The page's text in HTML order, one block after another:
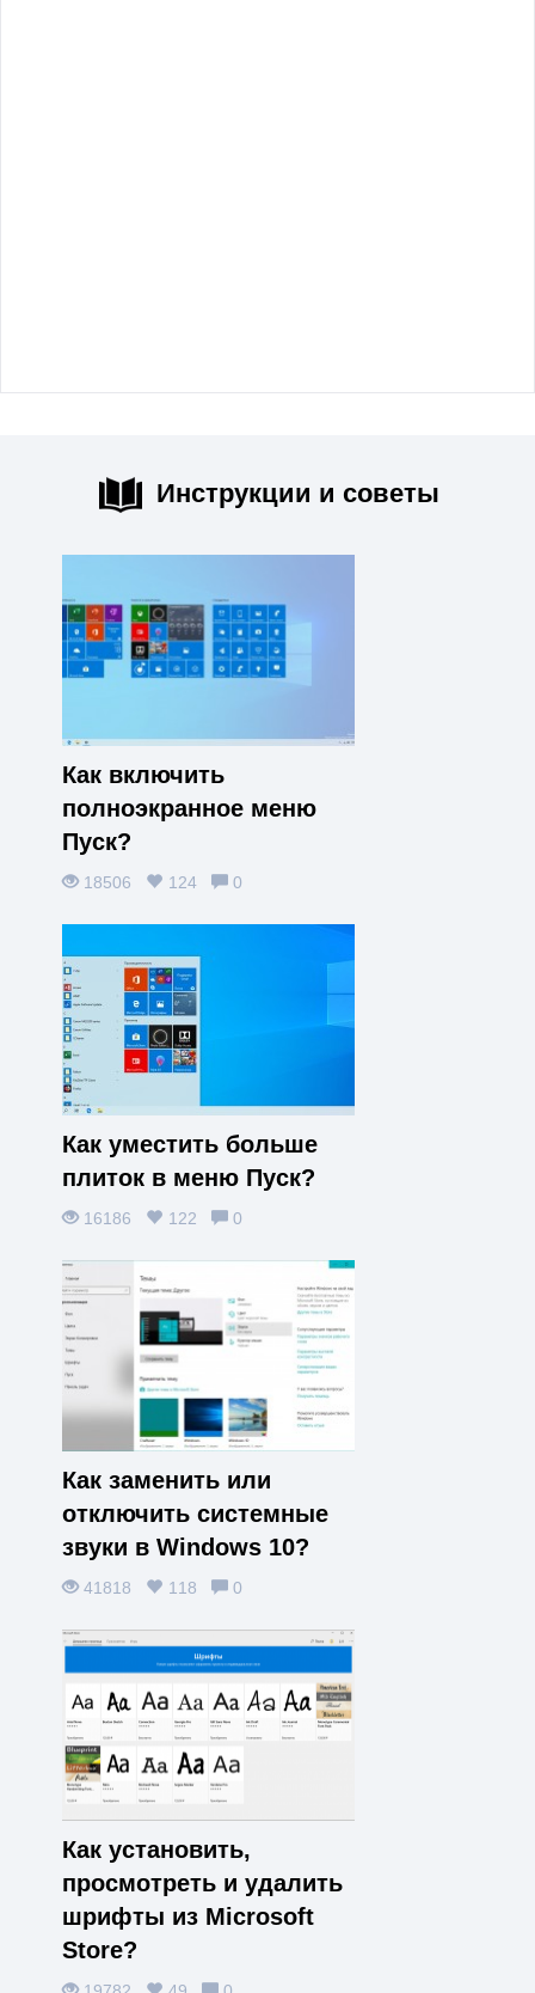
Инструкции и советы
Как включить
полноэкранное меню
Пуск?
18506 124 0
Как уместить больше
плиток в меню Пуск?
16186 122 0
Как заменить или
отключить системные
звуки в Windows 10?
41818 118 0
Как установить,
просмотреть и удалить
шрифты из Microsoft
Store?